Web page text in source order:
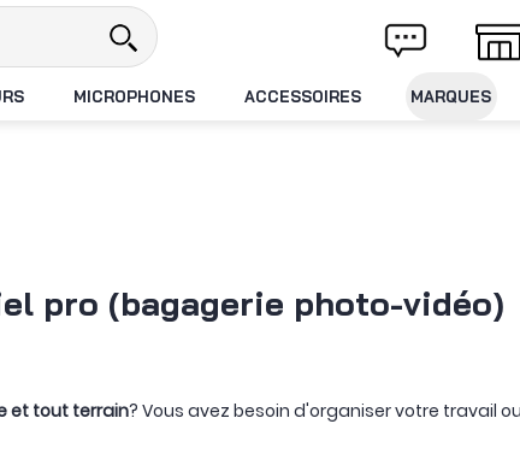
Livraison offerte dès 49€ d'achat
MICROPHONES ACCESSOIRES MARQUES
pro (bagagerie photo-vidéo)
et tout terrain? Vous avez besoin d'organiser votre travail